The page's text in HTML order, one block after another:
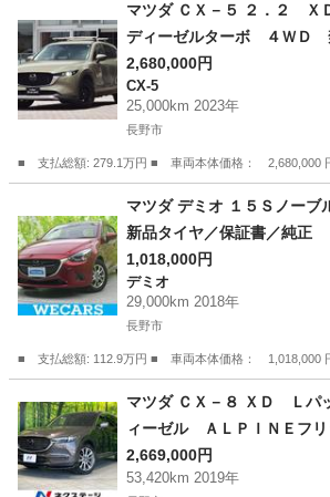
マツダ ＣＸ－５ ２．２
ディーゼルターボ ４ＷＤ
ー ルーフキャリア （検10.3
2,680,000円
CX-5
25,000km 2023年
長野市
■ 支払総額: 279.1万円 ■ 車両本体価格：
CX-5
マツダ デミオ １５Ｓノ
新品タイヤ／保証書／純正
装置／シートヒーター 前席
ター／車線逸脱防止支援シス
プ ＬＥＤ／ＥＴＣ／ＥＢＤ
1,018,000円
デミオ
29,000km 2018年
長野市
■ 支払総額: 112.9万円 ■ 車両本体価格：
デミオ
マツダ ＣＸ－８ ＸＤ Ｌ
ィーゼル ＡＬＰＩＮＥフリ
ー スマートシティブレー
ネクトナビ 全周囲カメラ
2,669,000円
53,420km 2019年